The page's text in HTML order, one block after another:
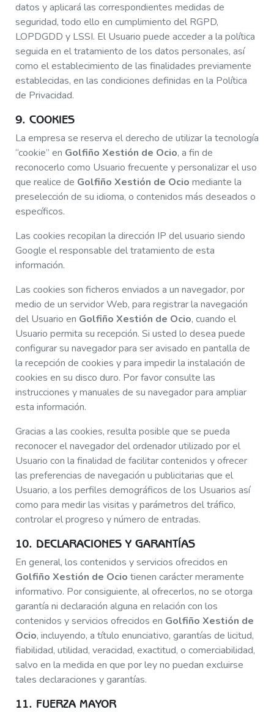
datos y aplicará las correspondientes medidas de
seguridad, todo ello en cumplimiento del RGPD,
LOPDGDD y LSSI. El Usuario puede acceder a la política
seguida en el tratamiento de los datos personales, así
como el establecimiento de las finalidades previamente
establecidas, en las condiciones definidas en la Política
de Privacidad.
9. COOKIES
La empresa se reserva el derecho de utilizar la tecnología
“cookie” en Golfiño Xestión de Ocio, a fin de
reconocerlo como Usuario frecuente y personalizar el uso
que realice de Golfiño Xestión de Ocio mediante la
preselección de su idioma, o contenidos más deseados o
específicos.
Las cookies recopilan la dirección IP del usuario siendo
Google el responsable del tratamiento de esta
información.
Las cookies son ficheros enviados a un navegador, por
medio de un servidor Web, para registrar la navegación
del Usuario en Golfiño Xestión de Ocio, cuando el
Usuario permita su recepción. Si usted lo desea puede
configurar su navegador para ser avisado en pantalla de
la recepción de cookies y para impedir la instalación de
cookies en su disco duro. Por favor consulte las
instrucciones y manuales de su navegador para ampliar
esta información.
Gracias a las cookies, resulta posible que se pueda
reconocer el navegador del ordenador utilizado por el
Usuario con la finalidad de facilitar contenidos y ofrecer
las preferencias de navegación u publicitarias que el
Usuario, a los perfiles demográficos de los Usuarios así
como para medir las visitas y parámetros del tráfico,
controlar el progreso y número de entradas.
10. DECLARACIONES Y GARANTÍAS
En general, los contenidos y servicios ofrecidos en
Golfiño Xestión de Ocio tienen carácter meramente
informativo. Por consiguiente, al ofrecerlos, no se otorga
garantía ni declaración alguna en relación con los
contenidos y servicios ofrecidos en Golfiño Xestión de
Ocio, incluyendo, a título enunciativo, garantías de licitud,
fiabilidad, utilidad, veracidad, exactitud, o comerciabilidad,
salvo en la medida en que por ley no puedan excluirse
tales declaraciones y garantías.
11. FUERZA MAYOR